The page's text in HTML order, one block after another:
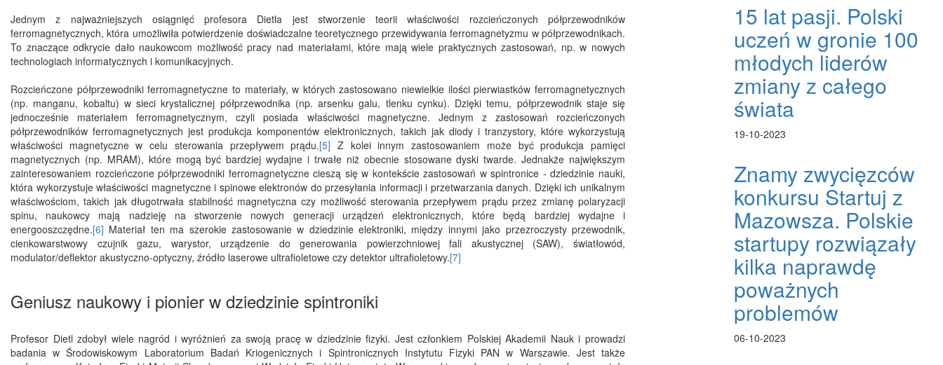
Jednym z najważniejszych osiągnięć profesora Dietla jest stworzenie teorii właściwości rozcieńczonych półprzewodników
ferromagnetycznych, która umożliwiła potwierdzenie doświadczalne teoretycznego przewidywania ferromagnetyzmu w półprzewodnikach.
To znaczące odkrycie dało naukowcom możliwość pracy nad materiałami, które mają wiele praktycznych zastosowań, np. w nowych
technologiach informatycznych i komunikacyjnych.
Rozcieńczone półprzewodniki ferromagnetyczne to materiały, w których zastosowano niewielkie ilości pierwiastków ferromagnetycznych
(np. manganu, kobaltu) w sieci krystalicznej półprzewodnika (np. arsenku galu, tlenku cynku). Dzięki temu, półprzewodnik staje się
jednocześnie materiałem ferromagnetycznym, czyli posiada właściwości magnetyczne. Jednym z zastosowań rozcieńczonych
półprzewodników ferromagnetycznych jest produkcja komponentów elektronicznych, takich jak diody i tranzystory, które wykorzystują
właściwości magnetyczne w celu sterowania przepływem prądu.[5] Z kolei innym zastosowaniem może być produkcja pamięci
magnetycznych (np. MRAM), które mogą być bardziej wydajne i trwałe niż obecnie stosowane dyski twarde. Jednakże największym
zainteresowaniem rozcieńczone półprzewodniki ferromagnetyczne cieszą się w kontekście zastosowań w spintronice - dziedzinie nauki,
która wykorzystuje właściwości magnetyczne i spinowe elektronów do przesyłania informacji i przetwarzania danych. Dzięki ich unikalnym
właściwościom, takich jak długotrwała stabilność magnetyczna czy możliwość sterowania przepływem prądu przez zmianę polaryzacji
spinu, naukowcy mają nadzieję na stworzenie nowych generacji urządzeń elektronicznych, które będą bardziej wydajne i
energooszczędne.[6] Materiał ten ma szerokie zastosowanie w dziedzinie elektroniki, między innymi jako przezroczysty przewodnik,
cienkowarstwowy czujnik gazu, warystor, urządzenie do generowania powierzchniowej fali akustycznej (SAW), światłowód,
modulator/deflektor akustyczno-optyczny, źródło laserowe ultrafioletowe czy detektor ultrafioletowy.[7]
Geniusz naukowy i pionier w dziedzinie spintroniki
Profesor Dietl zdobył wiele nagród i wyróżnień za swoją pracę w dziedzinie fizyki. Jest członkiem Polskiej Akademii Nauk i prowadzi
badania w Środowiskowym Laboratorium Badań Kriogenicznych i Spintronicznych Instytutu Fizyki PAN w Warszawie. Jest także
15 lat pasji. Polski
uczeń w gronie 100
młodych liderów
zmiany z całego
świata
19-10-2023
Znamy zwycięzców
konkursu Startuj z
Mazowsza. Polskie
startupy rozwiązały
kilka naprawdę
poważnych
problemów
06-10-2023